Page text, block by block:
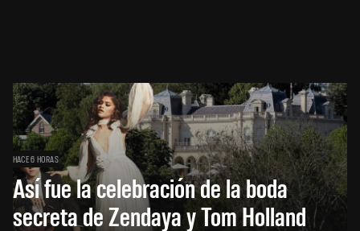
HACE 6 HORAS
Así fue la celebración de la boda
secreta de Zendaya y Tom Holland